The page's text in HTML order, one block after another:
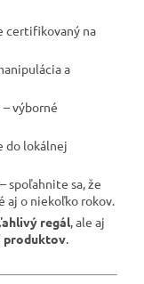
certifikovaný na
a
– výborné
do lokálnej
– spoľahnite sa, že
aj o niekoľko rokov.
regál , ale aj
produktov